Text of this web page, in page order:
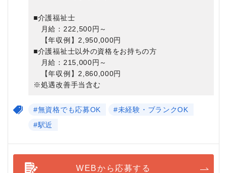
■介護福祉士
月給：222,500円～
【年収例】2,950,000円
■介護福祉士以外の資格をお持ちの方
月給：215,000円～
【年収例】2,860,000円
※処遇改善手当含む
#無資格でも応募OK
#未経験・ブランクOK
#駅近
WEBから応募する